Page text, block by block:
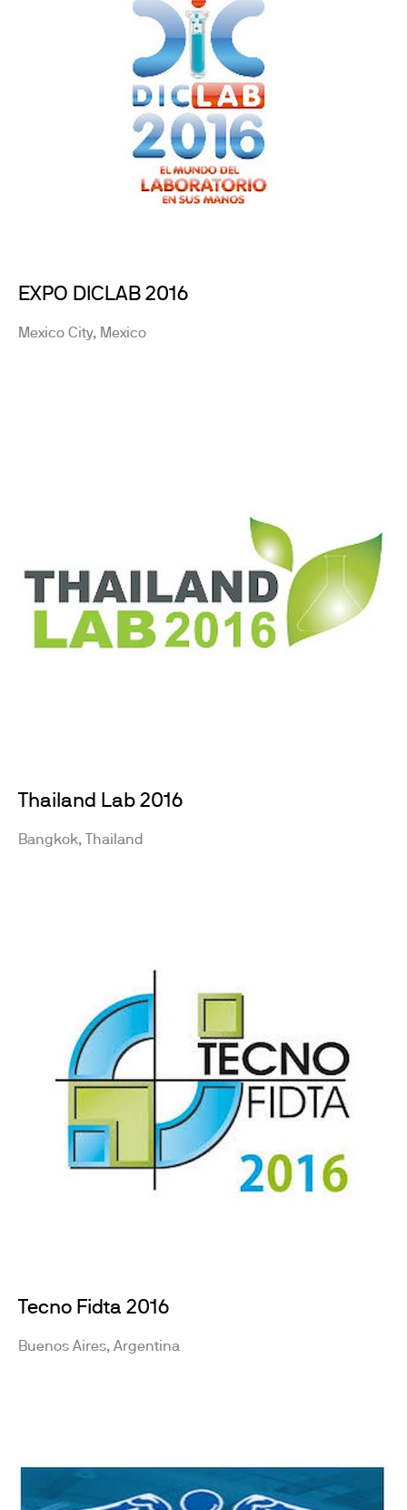
EXPO DICLAB 2016
Mexico City, Mexico
Thailand Lab 2016
Bangkok, Thailand
Tecno Fidta 2016
Buenos Aires, Argentina